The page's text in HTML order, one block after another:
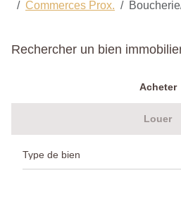
Commerces Prox.
Rechercher un bien
Acheter
Louer